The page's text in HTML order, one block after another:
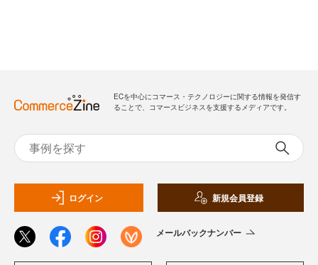
ECを中心にコマース・テクノロジーに関する情報を発信す
ることで、コマースビジネスを支援するメディアです。
ログイン 新規会員登録
メールバックナンバー